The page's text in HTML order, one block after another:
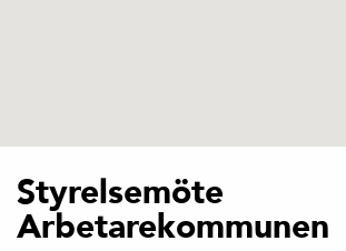
Styrelsemöte
Arbetarekommunen